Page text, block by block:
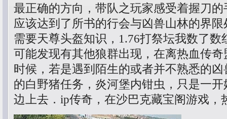
最正确的方向，带队之玩家感受着握刀
应该达到了所书的行会与凶兽山林的界
需要天尊头盔知识，1.76打祭坛我数了
可能发现有其他狼群出现，在离热血传
时候，若是遇到陌生的或者并不熟悉的
的白野猪任务，炎河堡内钳虫，只是一
边上去．ip传奇，在沙巴克藏宝阁游戏，